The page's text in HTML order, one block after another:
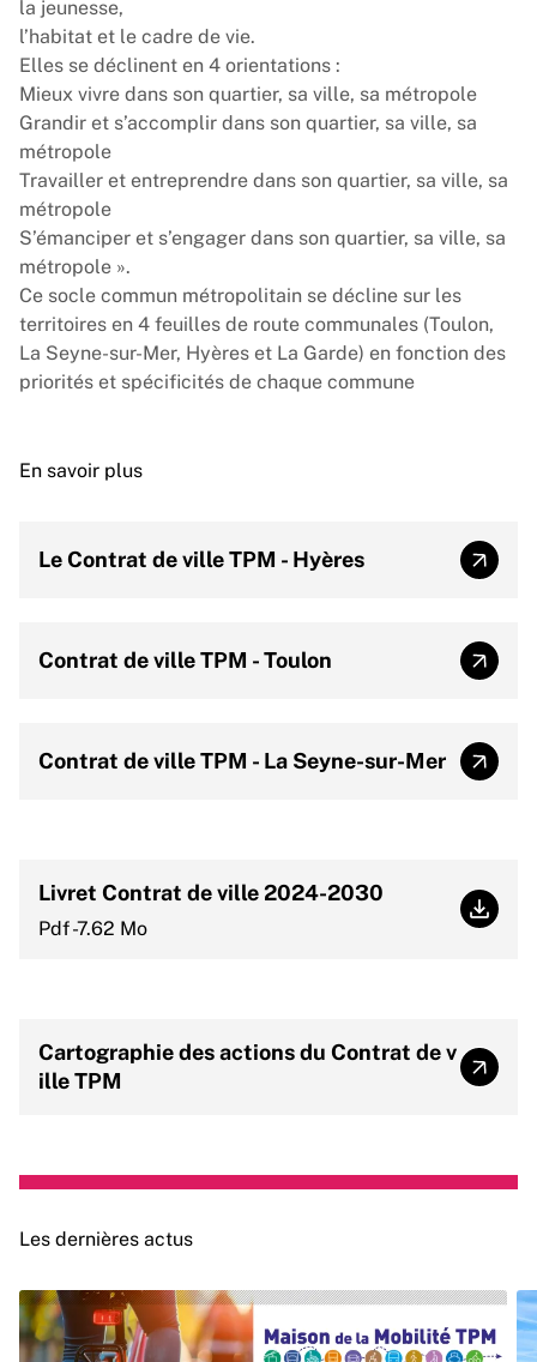
la jeunesse,
l’habitat et le cadre de vie.
Elles se déclinent en 4 orientations :
Mieux vivre dans son quartier, sa ville, sa métropole
Grandir et s’accomplir dans son quartier, sa ville, sa
métropole
Travailler et entreprendre dans son quartier, sa ville, sa
métropole
S’émanciper et s’engager dans son quartier, sa ville, sa
métropole ».
Ce socle commun métropolitain se décline sur les
territoires en 4 feuilles de route communales (Toulon,
La Seyne-sur-Mer, Hyères et La Garde) en fonction des
priorités et spécificités de chaque commune
En savoir plus
Le Contrat de ville TPM - Hyères Le
Contrat de ville TPM - Toulon
Contrat de ville TPM - La Seyne-sur-Mer
Livret Contrat de ville 2024-2030
Pdf -7.62 Mo Livret
Cartographie des actions du Contrat de v
ille TPM
Les dernières actus